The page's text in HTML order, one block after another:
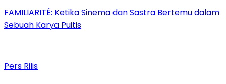
FAMILIARITÉ: Ketika Sinema dan Sastra Bertemu dalam
Sebuah Karya Puitis
Pers Rilis